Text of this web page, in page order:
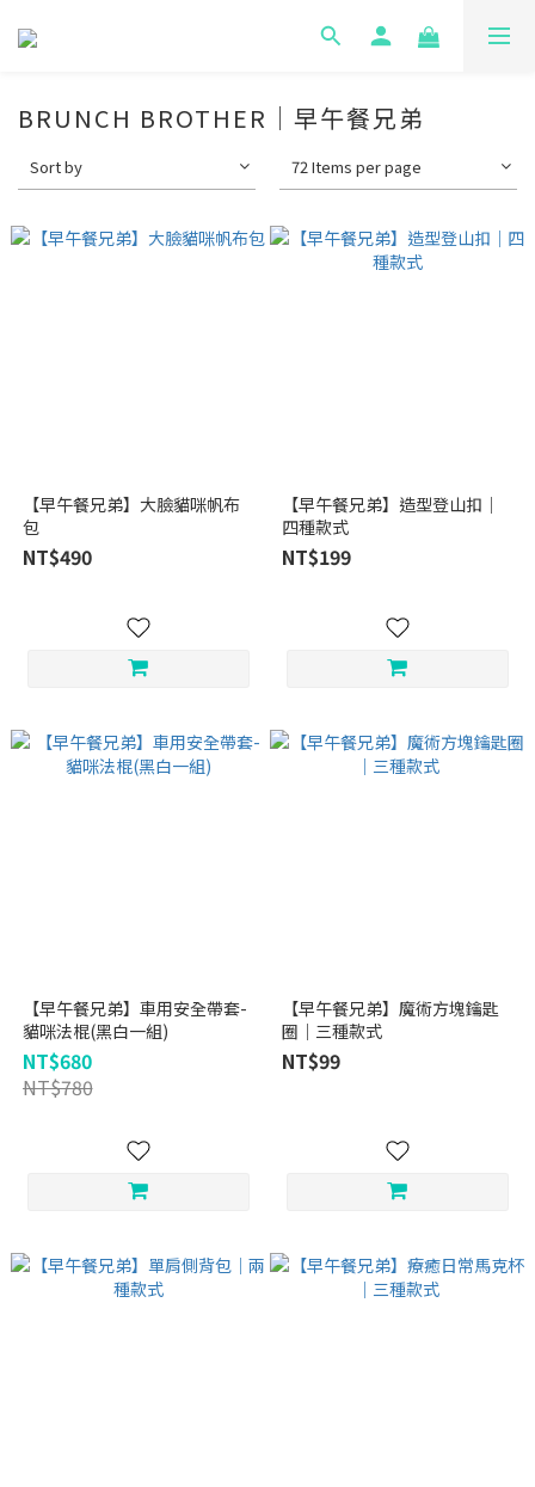
BRUNCH BROTHER｜早午餐兄弟
Sort by 72 Items per page
【早午餐兄弟】大臉貓咪帆布
包
NT$490
【早午餐兄弟】造型登山扣｜
四種款式
NT$199
【早午餐兄弟】車用安全帶套-
貓咪法棍(黑白一組)
NT$680
NT$780
【早午餐兄弟】魔術方塊鑰匙
圈｜三種款式
NT$99